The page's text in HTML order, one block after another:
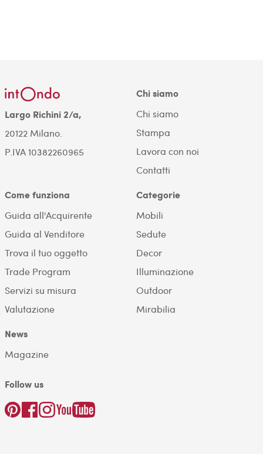
Largo Richini 2/a,
20122 Milano.
P.IVA 10382260965
Chi siamo
Chi siamo
Stampa
Lavora con noi
Contatti
Come funziona
Guida all'Acquirente
Guida al Venditore
Trova il tuo oggetto
Trade Program
Servizi su misura
Valutazione
Categorie
Mobili
Sedute
Decor
Illuminazione
Outdoor
Mirabilia
News
Magazine
Follow us